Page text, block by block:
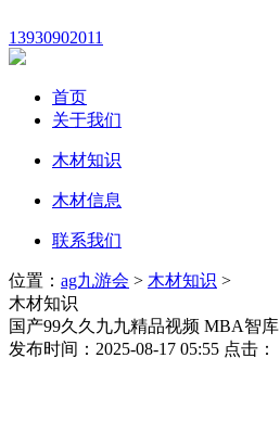
13930902011
首页
关于我们
木材知识
木材信息
联系我们
位置： ag九游会 > 木材知识 >
木材知识
国产99久久九九精品视频 MBA智库
发布时间：2025-08-17 05:55 点击：